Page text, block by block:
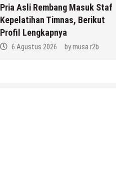
Pria Asli Rembang Masuk Staf
Kepelatihan Timnas, Berikut
Profil Lengkapnya
6 Agustus 2026 bymusa r2b